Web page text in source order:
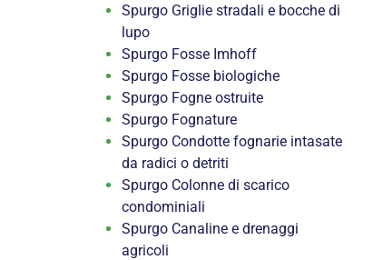
Spurgo Griglie stradali e bocche di
lupo
Spurgo Fosse Imhoff
Spurgo Fosse biologiche
Spurgo Fogne ostruite
Spurgo Fognature
Spurgo Condotte fognarie intasate
da radici o detriti
Spurgo Colonne di scarico
condominiali
Spurgo Canaline e drenaggi
agricoli